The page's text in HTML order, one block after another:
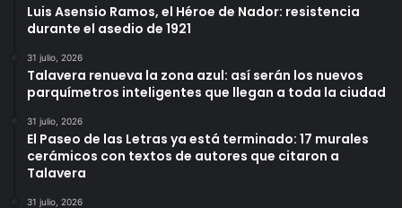
Luis Asensio Ramos, el Héroe de Nador: resistencia
durante el asedio de 1921
31 julio, 2026
Talavera renueva la zona azul: así serán los nuevos
parquímetros inteligentes que llegan a toda la ciudad
31 julio, 2026
El Paseo de las Letras ya está terminado: 17 murales
cerámicos con textos de autores que citaron a
Talavera
31 julio, 2026